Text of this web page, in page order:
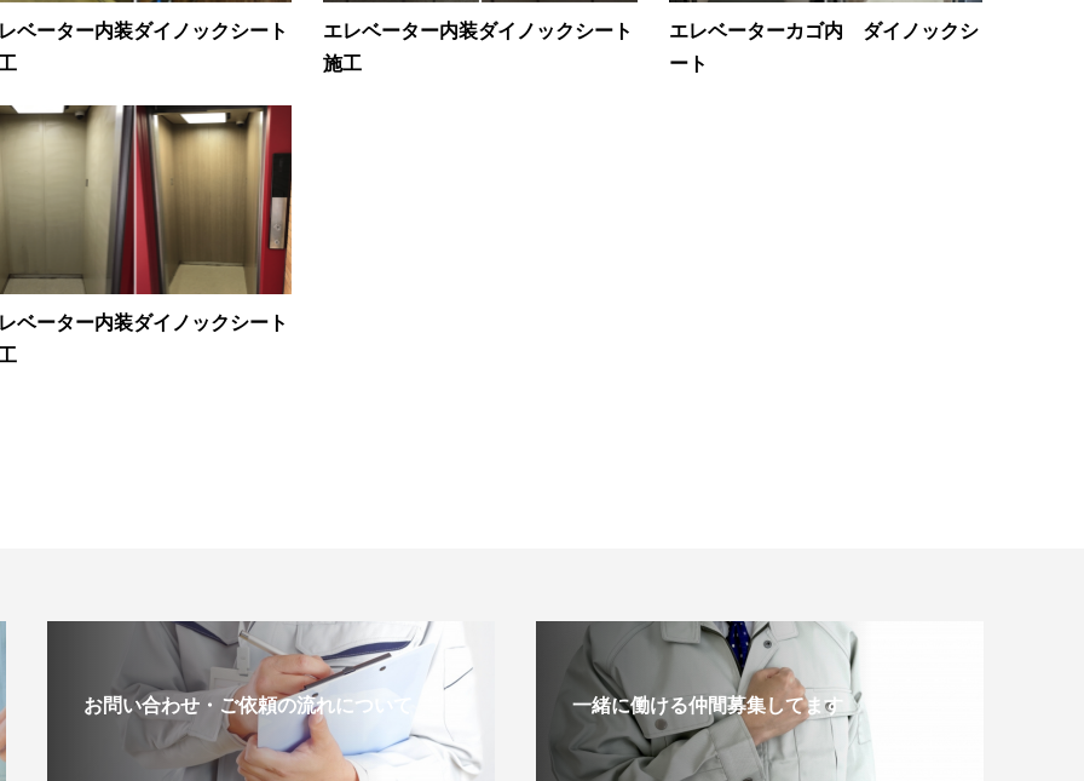
ベーター内装ダイノックシート
エレベーター内装ダイノックシート
施工
エレベーターカゴ内 ダイノックシ
ート
ベーター内装ダイノックシート
お問い合わせ・ご依頼の流れについて 一緒に働ける仲間募集してます